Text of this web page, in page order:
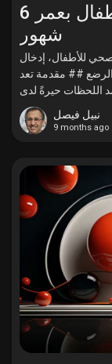
وصفات طعام صحية للأطفال بعمر 6
شهور
للأطفال، إدخال
## مقدمة تعد
نبيل فيصل
9 months ago